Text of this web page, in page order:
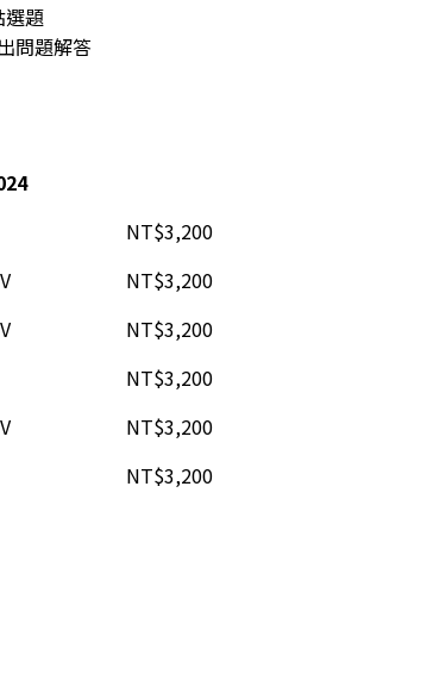
選題
問題解答
NT$3,200
V
NT$3,200
V
NT$3,200
NT$3,200
V
NT$3,200
NT$3,200